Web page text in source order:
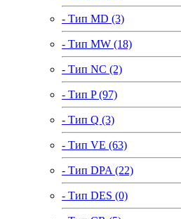
- Тип MD (3)
- Тип MW (18)
- Тип NC (2)
- Тип P (97)
- Тип Q (3)
- Тип VE (63)
- Тип DPA (22)
- Тип DES (0)